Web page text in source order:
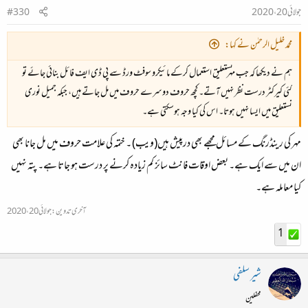
جولائی 20، 2020
#330
محمد خلیل الرحمٰن نے کہا:
ہم نے دیکھا کہ جب مہر نستعلیق استعمال کرکے مائیکرو سوفٹ ورڈ سے پی ڈی ایف فائل بنائی جائے تو
کئی کیرکٹر درست نظر نہیں آتے۔ کچھ حروف دوسرے حروف میں مل جاتے ہیں، جبکہ جمیل نوری
نستعلیق میں ایسا نہیں ہوتا۔ اس کی کیا وجہ ہوسکتی ہے۔
مہر کی رینڈرنگ کے مسائل مجھے بھی درپیش ہیں(ویب) ۔ ختمہ کی علامت حروف میں مل جانا بھی
ان میں سے ایک ہے۔ بعض اوقات فانٹ سائز کم زیادہ کرنے پر درست ہو جاتا ہے۔ پتہ نہیں
کیا معاملہ ہے۔
آخری تدوین:جولائی 20، 2020
1
شیر سلفی
محفلین